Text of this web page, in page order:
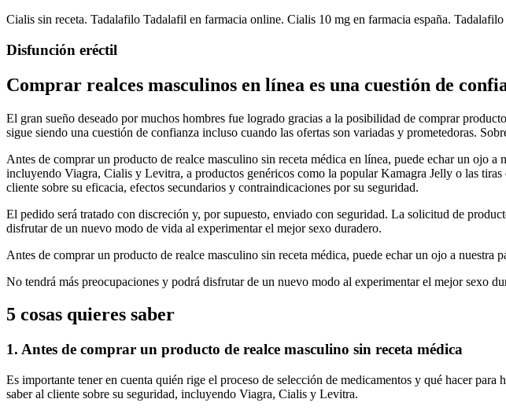
Cialis sin receta. Tadalafilo Tadalafil en farmacia online. Cialis 10 mg en farmacia españa. Tadalafilo
Disfunción eréctil
Comprar realces masculinos en línea es una cuestión de
El gran sueño deseado por muchos hombres fue logrado gracias a la posibilidad de comprar
sigue siendo una cuestión de confianza incluso cuando las ofertas son variadas y prometedoras.
Antes de comprar un producto de realce masculino sin receta médica en línea, puede echar un ojo
incluyendo Viagra, Cialis y Levitra, a productos genéricos como la popular Kamagra Jelly o las
cliente sobre su eficacia, efectos secundarios y contraindicaciones por su seguridad.
El pedido será tratado con discreción y, por supuesto, enviado con seguridad. La solicitud de
disfrutar de un nuevo modo de vida al experimentar el mejor sexo duradero.
Antes de comprar un producto de realce masculino sin receta médica, puede echar un ojo a nuestra
No tendrá más preocupaciones y podrá disfrutar de un nuevo modo al experimentar el mejor sexo
5 cosas quieres saber
1. Antes de comprar un producto de realce masculino sin receta médica
Es importante tener en cuenta quién rige el proceso de selección de medicamentos y qué hacer
saber al cliente sobre su seguridad, incluyendo Viagra, Cialis y Levitra.